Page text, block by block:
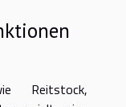
Reitstock,